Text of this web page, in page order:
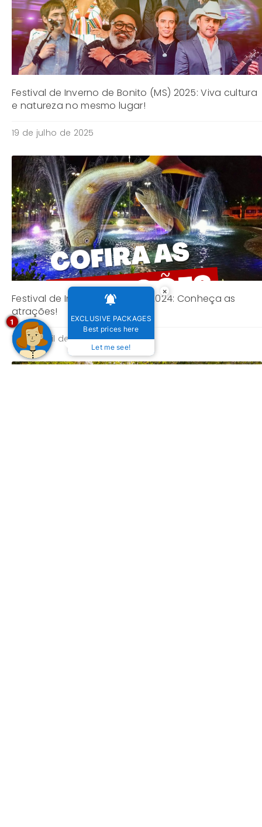
Festival de Inverno de Bonito (MS) 2025: Viva cultura
e natureza no mesmo lugar!
19 de julho de 2025
Festival de Inverno de Bonito 2024: Conheça as
atrações!
16 de abril de 2024
×
EXCLUSIVE PACKAGES
Best prices here
Let me see!
1